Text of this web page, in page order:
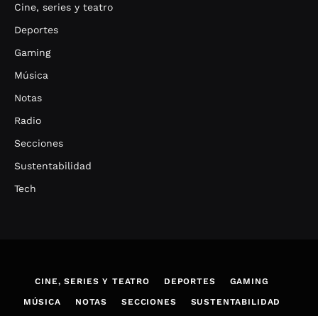
Cine, series y teatro
Deportes
Gaming
Música
Notas
Radio
Secciones
Sustentabilidad
Tech
CINE, SERIES Y TEATRO DEPORTES GAMING
MÚSICA NOTAS SECCIONES SUSTENTABILIDAD